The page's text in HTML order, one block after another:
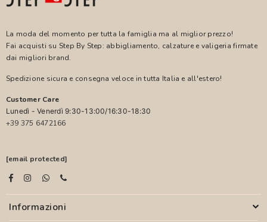
La moda del momento per tutta la famiglia ma al miglior prezzo!
Fai acquisti su Step By Step: abbigliamento, calzature e valigeria firmate
dai migliori brand.
Spedizione sicura e consegna veloce in tutta Italia e all'estero!
Customer Care
Lunedì - Venerdì 9:30-13:00/16:30-18:30
+39 375 6472166
[email protected]
Informazioni